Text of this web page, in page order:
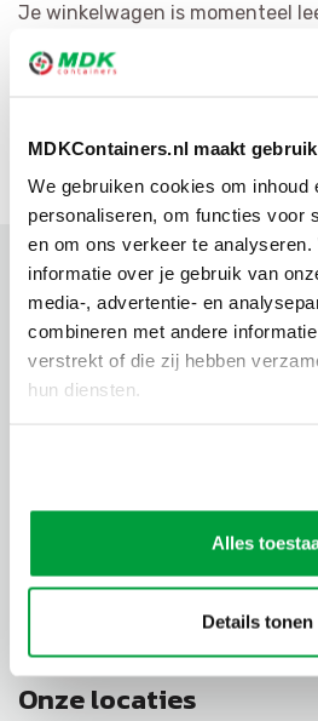
MDKContainers.nl maakt
We gebruiken cookies om inhoud
personaliseren, om functies voor
en om ons verkeer te analyseren.
informatie over je gebruik van
media-, advertentie- en
combineren met andere
verstrekt of die zij hebben
hun diensten.
Alles
Details tonen
Je winkelwagen is momenteel
Soorten containers
Afvalcontainers
Onze locaties